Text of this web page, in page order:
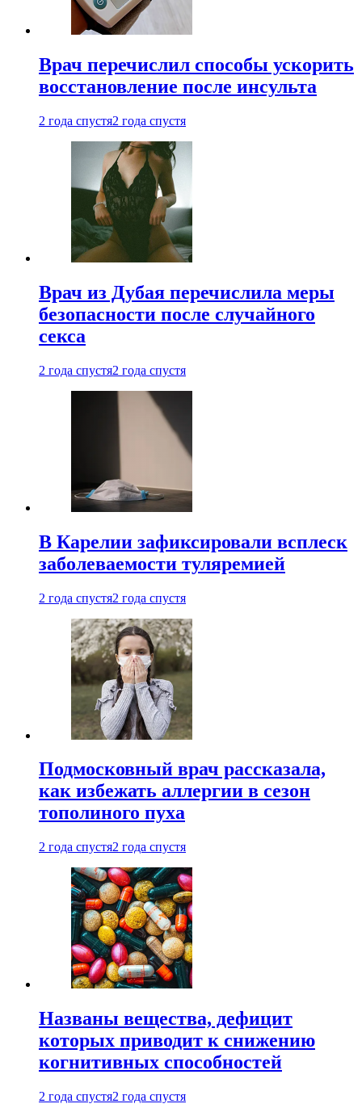
Врач перечислил способы ускорить
восстановление после инсульта
2 года спустя2 года спустя
Врач из Дубая перечислила меры
безопасности после случайного
секса
2 года спустя2 года спустя
В Карелии зафиксировали всплеск
заболеваемости туляремией
2 года спустя2 года спустя
Подмосковный врач рассказала,
как избежать аллергии в сезон
тополиного пуха
2 года спустя2 года спустя
Названы вещества, дефицит
которых приводит к снижению
когнитивных способностей
2 года спустя2 года спустя